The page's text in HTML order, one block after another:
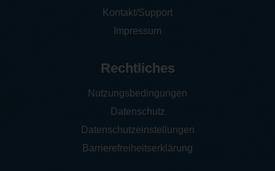
Kontakt/Support
Impressum
Rechtliches
Nutzungsbedingungen
Datenschutz
Datenschutzeinstellungen
Barrierefreiheitserklärung